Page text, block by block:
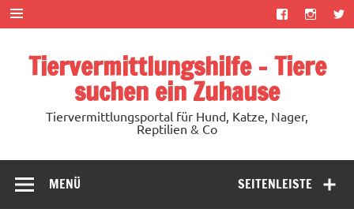
Zum
Inhalt
springen
Tiervermittlungshilfe – Tiere
suchen ein Zuhause
Tiervermittlungsportal für Hund, Katze, Nager,
Reptilien & Co
SEITENLEISTE
MENÜ